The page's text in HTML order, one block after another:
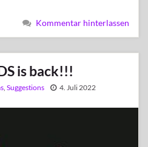
Kommentar hinterlassen
is back!!!
Suggestions 4. Juli 2022